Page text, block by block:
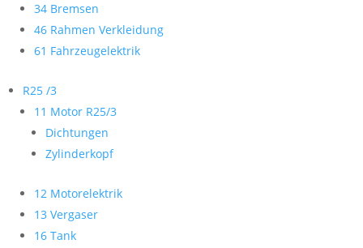
34 Bremsen
46 Rahmen Verkleidung
61 Fahrzeugelektrik
R25 /3
11 Motor R25/3
Dichtungen
Zylinderkopf
12 Motorelektrik
13 Vergaser
16 Tank